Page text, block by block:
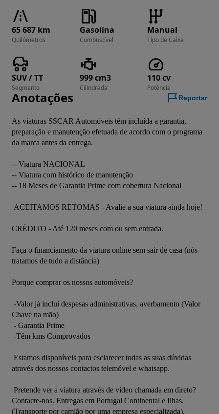
65 687 km
Quilómetros
Gasolina
Combustível
Manual
Tipo de Caixa
SUV / TT
Segmento
999 cm3
Cilindrada
110 cv
Potência
Anotações Reportar
As viaturas SSCAR Automóveis têm incluída a garantia,
preparação e manutenção efetuada de acordo com o programa
da marca antes da entrega.
-- Viatura NACIONAL
-- Viatura com histórico de manutenção
-- 18 Meses de Garantia Prime com cobertura Nacional
CRÉDITO - Até 120 meses com ou sem entrada.
Faça o financiamento da viatura online sem sair de casa (nós
tratamos de tudo a distância)
Porque comprar os nossos automóveis?
Chave na mão)
através dos nossos contactos telemóvel e whatsapp.
Contacte-nos. Entregas em Portugal Continental e Ilhas.
(Transporte por camião por uma empresa especializada).